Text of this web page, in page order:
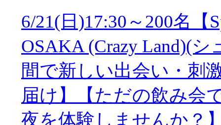
6/21(日)17:30～200名【
OSAKA (Crazy Land)(
間で新しい出会い・刺
届け】【ただの飲み会
夜を体験しませんか？